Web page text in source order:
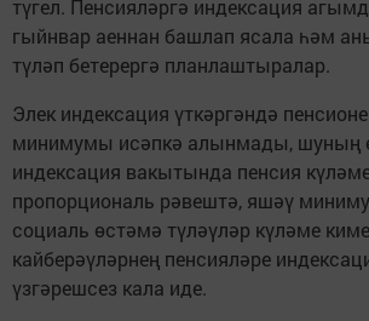
түгел. Пенсияләргә индексация
гыйнвар аеннан башлап ясала һәм
түләп бетерергә планлаштыралар.
Элек индексация үткәргәндә
минимумы исәпкә алынмады, шуның
индексация вакытында пенсия
пропорциональ рәвештә, яшәү
социаль өстәмә түләүләр күләме
кайберәүләрнең пенсияләре
үзгәрешсез кала иде.